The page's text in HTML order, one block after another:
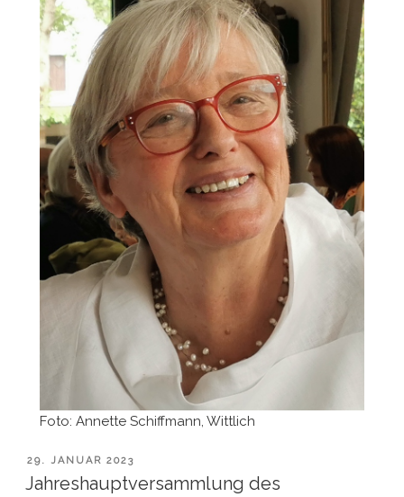
Foto: Annette Schiffmann, Wittlich
VERÖFFENTLICHT
AM
29. JANUAR 2023
Jahreshauptversammlung des